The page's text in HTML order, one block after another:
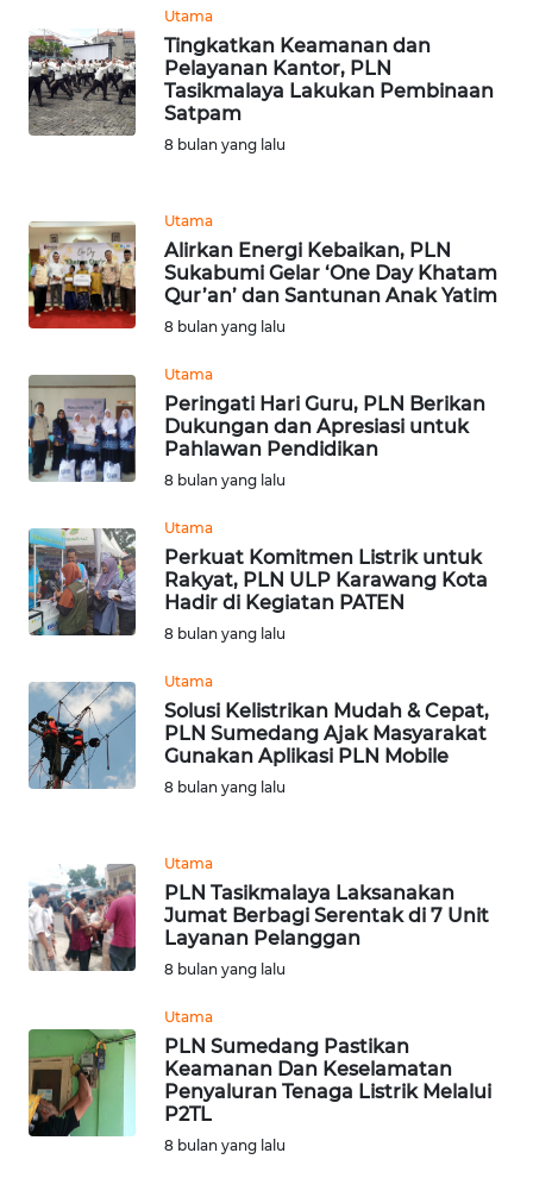
Utama
Tingkatkan Keamanan dan
Pelayanan Kantor, PLN
Tasikmalaya Lakukan Pembinaan
Satpam
8 bulan yang lalu
Utama
Alirkan Energi Kebaikan, PLN
Sukabumi Gelar ‘One Day Khatam
Qur’an’ dan Santunan Anak Yatim
8 bulan yang lalu
Utama
Peringati Hari Guru, PLN Berikan
Dukungan dan Apresiasi untuk
Pahlawan Pendidikan
8 bulan yang lalu
Utama
Perkuat Komitmen Listrik untuk
Rakyat, PLN ULP Karawang Kota
Hadir di Kegiatan PATEN
8 bulan yang lalu
Utama
Solusi Kelistrikan Mudah & Cepat,
PLN Sumedang Ajak Masyarakat
Gunakan Aplikasi PLN Mobile
8 bulan yang lalu
Utama
PLN Tasikmalaya Laksanakan
Jumat Berbagi Serentak di 7 Unit
Layanan Pelanggan
8 bulan yang lalu
Utama
PLN Sumedang Pastikan
Keamanan Dan Keselamatan
Penyaluran Tenaga Listrik Melalui
P2TL
8 bulan yang lalu
WN
KALTARA
WN
WN
KALTIM
WN
WN
GORONTALO
WN
MALUKU
MALUT
WN
DAIRI
DANAU
TOBA
WN
WN
LANGKAT
WN